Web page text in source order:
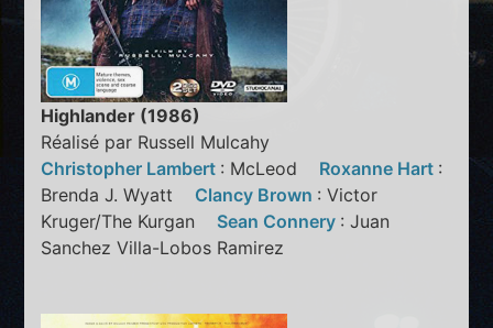
Highlander (1986)
Réalisé par Russell Mulcahy
Christopher Lambert : McLeod Roxanne Hart :
Brenda J. Wyatt Clancy Brown : Victor
Kruger/The Kurgan Sean Connery : Juan
Sanchez Villa-Lobos Ramirez